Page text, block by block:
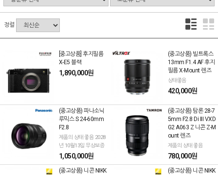
정렬
[중고상품] 후지필름
X-E5 블랙
1,890,000원
(중고상품) 빌트록스
13mm F1.4 AF 후지
필름 X-Mount 렌즈
상태좋음
420,000원
(중고상품) 파나소닉
루믹스 S 24-60mm
F2.8
제품의 상태 좋음 2028
년 10월13일 무상보증
1,050,000원
(중고상품) 탐론 28-7
5mm F2.8 Di III VXD
G2 A063 Z 니콘 Z-M
ount 렌즈
제품의 상태 좋음
780,000원
(중고상품) 니콘 NIKK
(중고상품) 니콘 NIKK